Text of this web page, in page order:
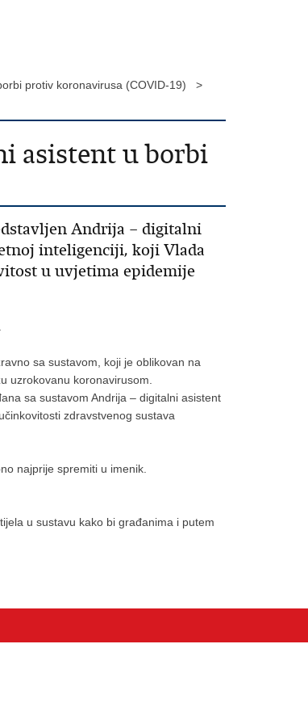
protiv koronavirusa (COVID-19) >
asistent u borbi
Andrija – digitalni
inteligenciji, koji Vlada
u uvjetima epidemije
sa sustavom, koji je oblikovan na
uzrokovanu koronavirusom.
sa sustavom Andrija – digitalni asistent
zdravstvenog sustava
najprije spremiti u imenik.
u sustavu kako bi građanima i putem